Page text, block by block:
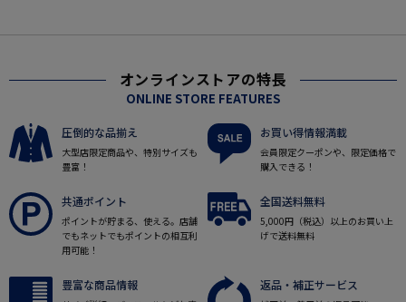
オンラインストアの特長
ONLINE STORE FEATURES
圧倒的な品揃え
大型店限定商品や、特別サイズも
豊富！
お買い得情報満載
会員限定クーポンや、限定価格で
購入できる！
共通ポイント
ポイントが貯まる、使える。店舗
でもネットでもポイントの相互利
用可能！
全国送料無料
5,000円（税込）以上のお買い上
げで送料無料
豊富な商品情報 返品・補正サービス